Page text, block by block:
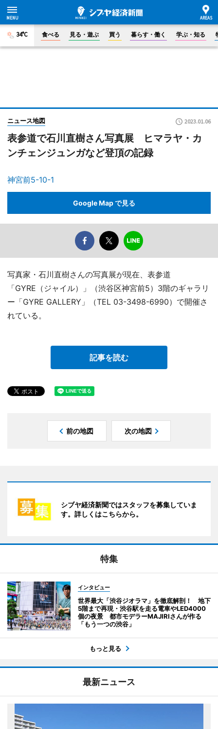
34°C 食べる 見る・遊ぶ 買う 暮らす・働く 学ぶ・知る
ニュース地図 2023.01.06
表参道で石川直樹さん写真展 ヒマラヤ・カ
ンチェンジュンガなど登頂の記録
神宮前5-10-1
Google Map で見る
写真家・石川直樹さんの写真展が現在、表参道
「GYRE（ジャイル）」（渋谷区神宮前5）3階のギャラリ
ー「GYRE GALLERY」（TEL 03-3498-6990）で開催さ
れている。
記事を読む
前の地図 次の地図
シブヤ経済新聞ではスタッフを募集していま
す。詳しくはこちらから。
特集
インタビュー
世界最大「渋谷ジオラマ」を徹底解剖！ 地下
5階まで再現・渋谷駅を走る電車やLED4000
個の夜景 都市モデラーMAJIRIさんが作る
「もう一つの渋谷」
もっと見る
最新ニュース